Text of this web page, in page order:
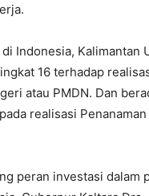
Indonesia, Kalimantan
16 terhadap
atau PMDN. Dan
realisasi
peran investasi dalam